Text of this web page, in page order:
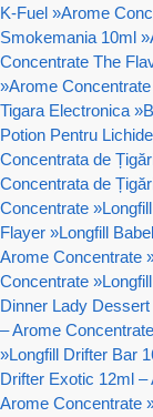
K-Fuel »Arome
Smokemania 10ml »
Concentrate The
»Arome
Tigara Electronica »
Potion Pentru
Concentrata de
Concentrata de
Concentrate »
Flayer »Longfill
Arome Concentrate
Concentrate »
Dinner Lady
– Arome Concentrate
»Longfill Drifter Bar
Drifter Exotic 12ml
Arome Concentrate